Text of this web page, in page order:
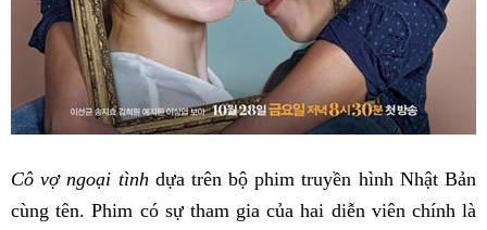
Cô vợ ngoại tình dựa trên bộ phim truyền hình Nhật Bản
cùng tên. Phim có sự tham gia của hai diễn viên chính là